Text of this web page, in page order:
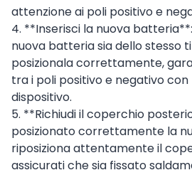
attenzione ai poli positivo e
4. **Inserisci la nuova
nuova batteria sia dello stesso
posizionala correttamente,
tra i poli positivo e negativo con
dispositivo.
5. **Richiudi il coperchio
posizionato correttamente la
riposiziona attentamente il
assicurati che sia fissato